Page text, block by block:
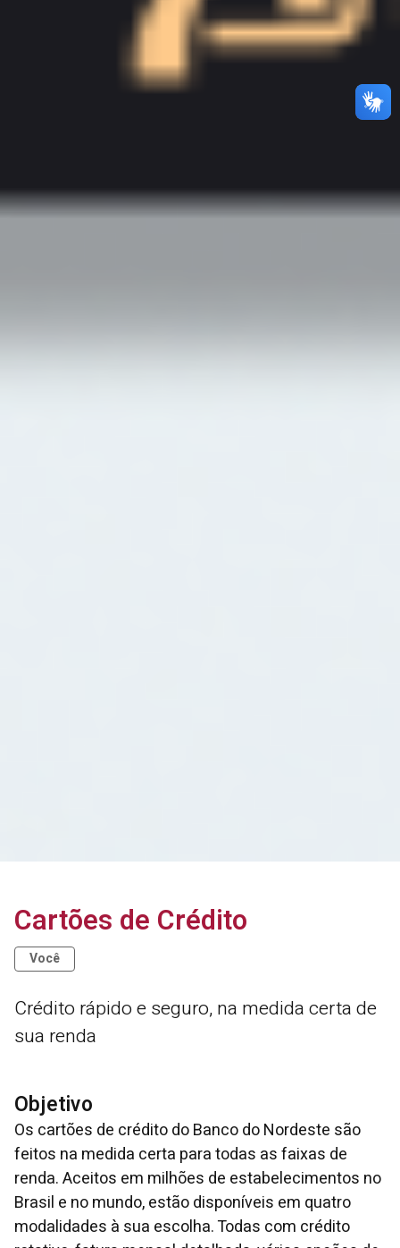
Cartões de Crédito
Você
Crédito rápido e seguro, na medida certa de
sua renda
Objetivo
Os cartões de crédito do Banco do Nordeste são
feitos na medida certa para todas as faixas de
renda. Aceitos em milhões de estabelecimentos no
Brasil e no mundo, estão disponíveis em quatro
modalidades à sua escolha. Todas com crédito